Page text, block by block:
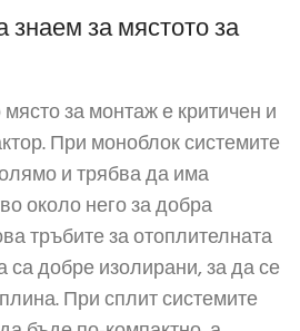
знаем за мястото за
за монтаж е критичен и
При моноблок системите
и трябва да има
около него за добра
тръбите за отоплителната
са добре изолирани, за да се
При сплит системите